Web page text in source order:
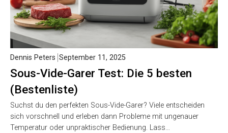
Sous-Vide-Garer Test: Die 5 besten
(Bestenliste)
Dennis Peters September 11, 2025
Suchst du den perfekten Sous-Vide-Garer? Viele entscheiden
sich vorschnell und erleben dann Probleme mit ungenauer
Temperatur oder unpraktischer Bedienung. Lass…